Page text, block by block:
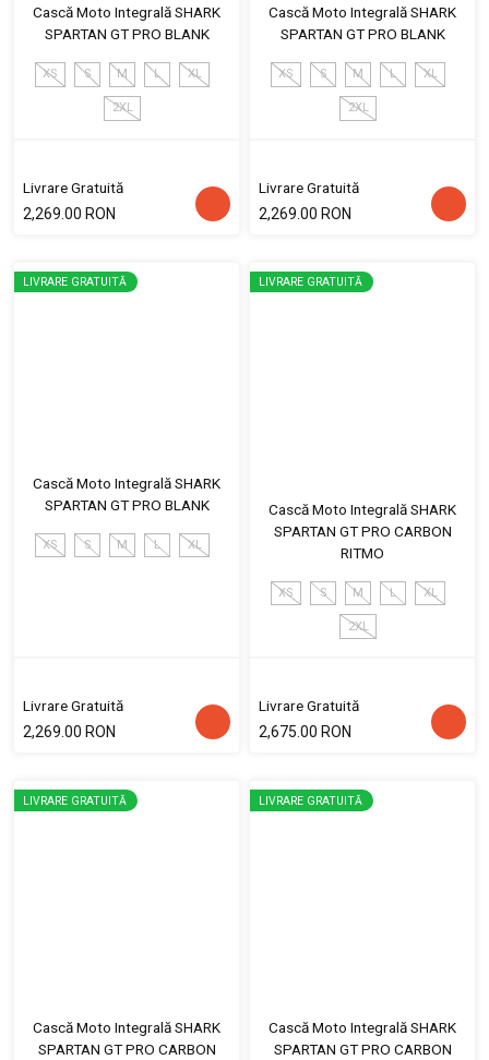
Cască Moto Integrală SHARK
SPARTAN GT PRO BLANK
XS S M L XL
2XL
Livrare Gratuită
2,269.00 RON
Cască Moto Integrală SHARK
SPARTAN GT PRO BLANK
XS S M L XL
2XL
Livrare Gratuită
2,269.00 RON
LIVRARE GRATUITĂ
Cască Moto Integrală SHARK
SPARTAN GT PRO BLANK
XS S M L XL
Livrare Gratuită
2,269.00 RON
LIVRARE GRATUITĂ
Cască Moto Integrală SHARK
SPARTAN GT PRO CARBON
RITMO
XS S M L XL
2XL
Livrare Gratuită
2,675.00 RON
LIVRARE GRATUITĂ
Cască Moto Integrală SHARK
SPARTAN GT PRO CARBON
LIVRARE GRATUITĂ
Cască Moto Integrală SHARK
SPARTAN GT PRO CARBON